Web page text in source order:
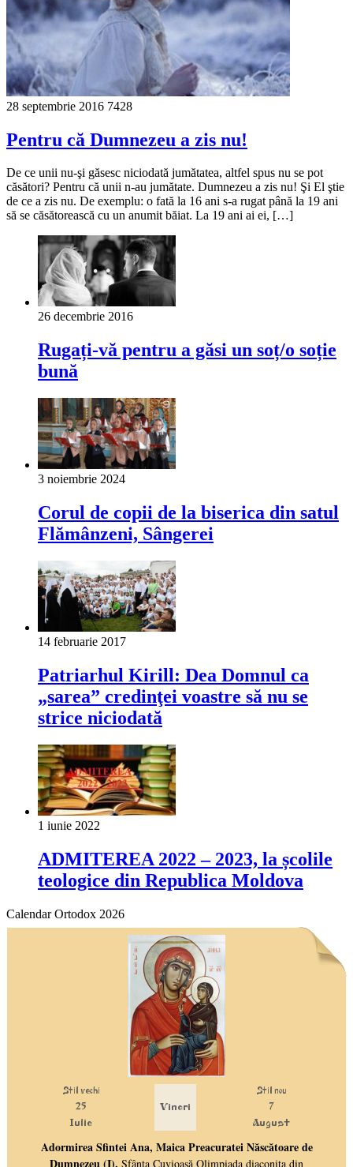
28 septembrie 2016 7428
Pentru că Dumnezeu a zis nu!
De ce unii nu-şi găsesc niciodată jumătatea, altfel spus nu se pot
căsători? Pentru că unii n-au jumătate. Dumnezeu a zis nu! Şi El ştie
de ce a zis nu. De exemplu: o fată la 16 ani s-a rugat până la 19 ani
să se căsătorească cu un anumit băiat. La 19 ani ai ei, […]
26 decembrie 2016
Rugați-vă pentru a găsi un soț/o soție
bună
3 noiembrie 2024
Corul de copii de la biserica din satul
Flămânzeni, Sângerei
14 februarie 2017
Patriarhul Kirill: Dea Domnul ca
„sarea” credinţei voastre să nu se
strice niciodată
1 iunie 2022
ADMITEREA 2022 – 2023, la școlile
teologice din Republica Moldova
Calendar Ortodox 2026